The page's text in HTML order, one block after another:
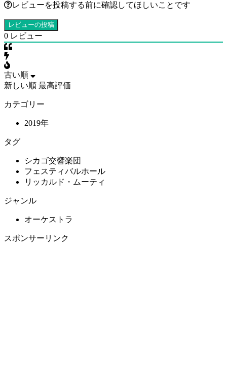
レビューを投稿する前に確認してほしいことです
0 レビュー
古い順
新しい順 最高評価
カテゴリー
2019年
タグ
シカゴ交響楽団
フェスティバルホール
リッカルド・ムーティ
ジャンル
オーケストラ
スポンサーリンク